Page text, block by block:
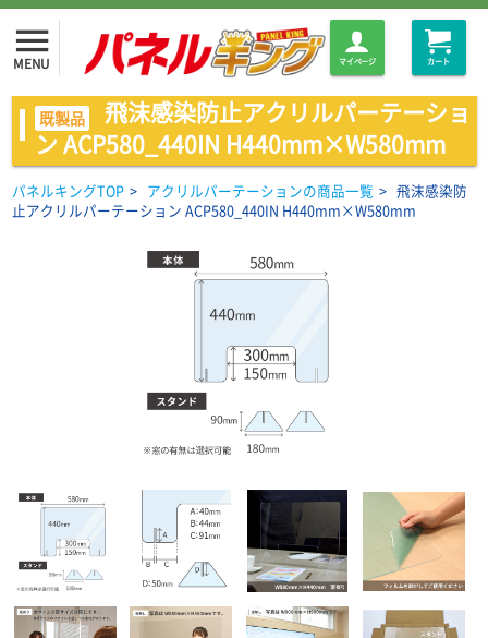
menu
MENU マイページ カート
既製品
飛沫感染防止アクリルパーテーショ
ン ACP580_440IN H440mm×W580mm
パネルキングTOP > アクリルパーテーションの商品一覧 > 飛沫感染防
止アクリルパーテーション ACP580_440IN H440mm×W580mm